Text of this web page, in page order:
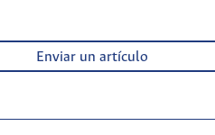
Enviar un artículo